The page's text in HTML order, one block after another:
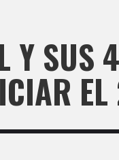
Y SUS